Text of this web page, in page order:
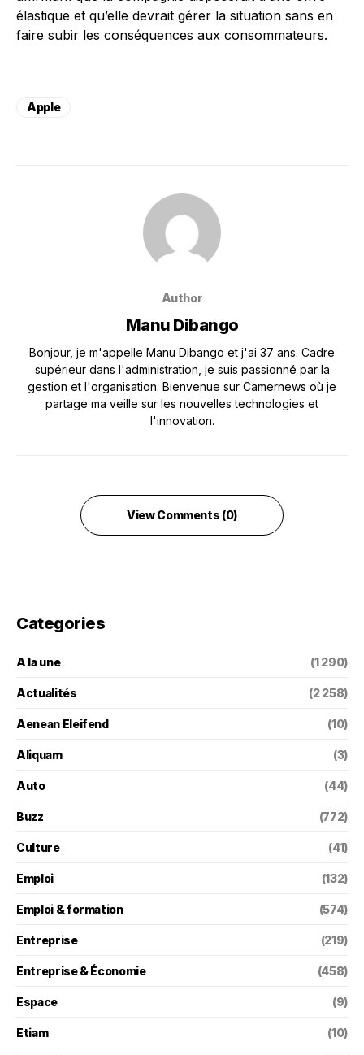
élastique et qu’elle devrait gérer la situation sans en
faire subir les conséquences aux consommateurs.
Apple
Author
Manu Dibango
Bonjour, je m'appelle Manu Dibango et j'ai 37 ans. Cadre
supérieur dans l'administration, je suis passionné par la
gestion et l'organisation. Bienvenue sur Camernews où je
partage ma veille sur les nouvelles technologies et
l'innovation.
View Comments (0)
Categories
A la une (1 290)
Actualités (2 258)
Aenean Eleifend (10)
Aliquam (3)
Auto (44)
Buzz (772)
Culture (41)
Emploi (132)
Emploi & formation (574)
Entreprise (219)
Entreprise & Économie (458)
Espace (9)
Etiam (10)